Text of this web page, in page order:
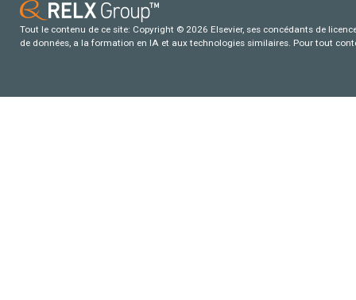
Tout le contenu de ce site: Copyright © 2026 Elsevier, ses concédants de
de données, a la formation en IA et aux technologies similaires. Pour tout